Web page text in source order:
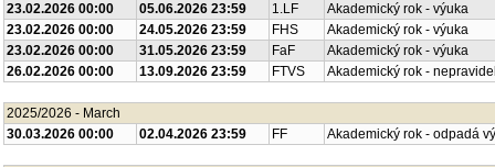
23.02.2026 00:00
05.06.2026 23:59 1.LF
Akademický rok - výuka
23.02.2026 00:00
24.05.2026 23:59 FHS
Akademický rok - výuka
23.02.2026 00:00
31.05.2026 23:59 FaF
Akademický rok - výuka
26.02.2026 00:00
13.09.2026 23:59 FTVS Akademický rok -
2025/2026 - March
30.03.2026 00:00
02.04.2026 23:59 FF Akademický rok - odpadá